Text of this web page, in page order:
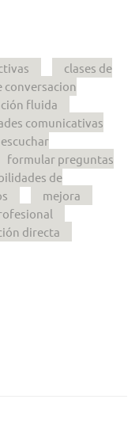
clases de
conversacion
fluida
comunicativas
escuchar
formular preguntas
de
mejora
directa